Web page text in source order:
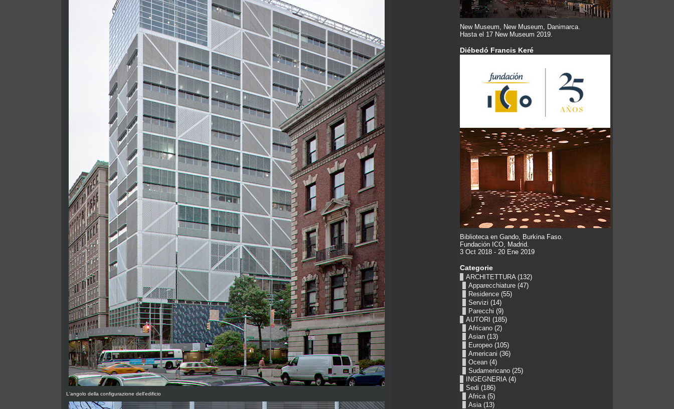
L'angolo della configurazione dell'edificio
New Museum, New Museum, Danimarca.
Hasta el 17 New Museum 2019.
Diébedó Francis Keré
Biblioteca en Gando, Burkina Faso.
Fundación ICO, Madrid.
3 Oct 2018 - 20 Ene 2019
Categorie
ARCHITETTURA(132)
Apparecchiature (47)
Residence (55)
Servizi (14)
Parecchi (9)
AUTORI (185)
Africano (2)
Asian (13)
Europeo (105)
Americani (36)
Ocean (4)
Sudamericano (25)
INGEGNERIA(4)
Sedi (186)
Africa(5)
Asia(13)